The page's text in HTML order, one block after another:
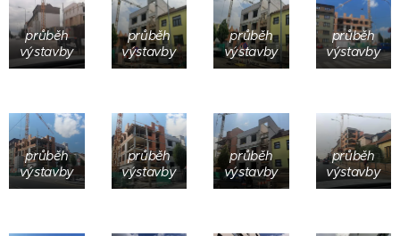
průběh
výstavby
průběh
výstavby
průběh
výstavby
průběh
výstavby
průběh
výstavby
průběh
výstavby
průběh
výstavby
průběh
výstavby